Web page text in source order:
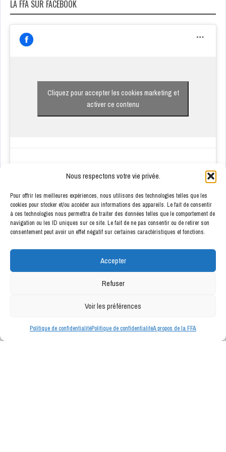
Nous respectons votre vie privée.
Pour offrir les meilleures expériences, nous utilisons des technologies telles que les
cookies pour stocker et/ou accéder aux informations des appareils. Le fait de consentir
à ces technologies nous permettra de traiter des données telles que le comportement de
navigation ou les ID uniques sur ce site. Le fait de ne pas consentir ou de retirer son
consentement peut avoir un effet négatif sur certaines caractéristiques et fonctions.
Accepter
Refuser
Voir les préférences
Politique de confidentialitéPolitique de confidentialitéA propos de la FFA
LA FFA SUR FACEBOOK
Cliquez pour accepter les cookies marketing et
activer ce contenu
ENSEIGNES PARTENAIRES